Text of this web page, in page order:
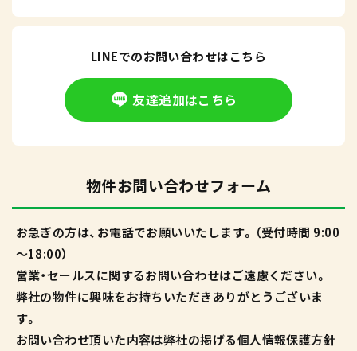
LINEでのお問い合わせはこちら
友達追加はこちら
物件お問い合わせフォーム
お急ぎの方は、お電話でお願いいたします。（受付時間 9:00
～18:00）
営業・セールスに関するお問い合わせはご遠慮ください。
弊社の物件に興味をお持ちいただきありがとうございま
す。
お問い合わせ頂いた内容は弊社の掲げる個人情報保護方針